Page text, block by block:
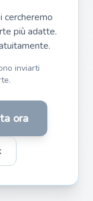
cercheremo
più adatte.
inviarti
ora